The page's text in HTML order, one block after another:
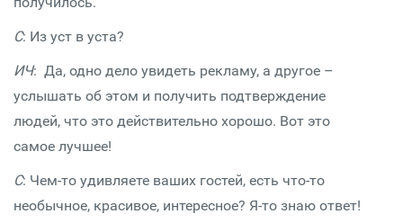
С: Из уст в уста?
ИЧ: Да, одно дело увидеть рекламу, а другое –
услышать об этом и получить подтверждение
людей, что это действительно хорошо. Вот это
самое лучшее!
С: Чем-то удивляете ваших гостей, есть что-то
необычное, красивое, интересное? Я-то знаю ответ!